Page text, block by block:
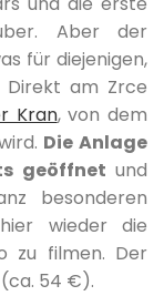
Aber der
für diejenigen,
Direkt am Zrce
Kran, von dem
Die Anlage
geöffnet und
besonderen
wieder die
zu filmen. Der
54 €).